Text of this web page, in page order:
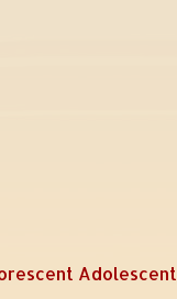
Adolescent